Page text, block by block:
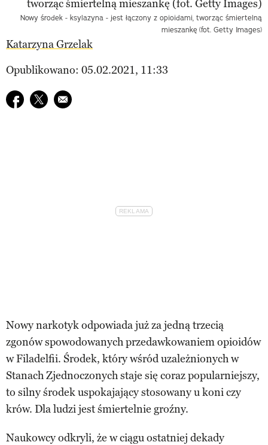
Nowy środek - ksylazyna - jest łączony z opioidami, tworząc śmiertelną
mieszankę (fot. Getty Images)
Katarzyna Grzelak
Opublikowano: 05.02.2021, 11:33
Udostępnij na facebook
Udostępnij na twitter
E-mail do przyjaciela
Nowy narkotyk odpowiada już za jedną trzecią
zgonów spowodowanych przedawkowaniem opioidów
w Filadelfii. Środek, który wśród uzależnionych w
Stanach Zjednoczonych staje się coraz popularniejszy,
to silny środek uspokajający stosowany u koni czy
krów. Dla ludzi jest śmiertelnie groźny.
Naukowcy odkryli, że w ciągu ostatniej dekady